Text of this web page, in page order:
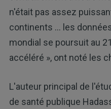
n'était pas assez
continents ... les
mondial se poursuit au
accéléré », ont noté les
L'auteur principal de
de santé publique